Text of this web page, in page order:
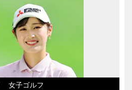
女子ゴルフ